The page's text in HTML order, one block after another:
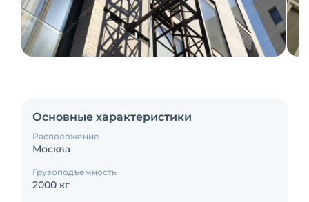
Основные характеристики
Расположение
Москва
Грузоподъемность
2000 кг